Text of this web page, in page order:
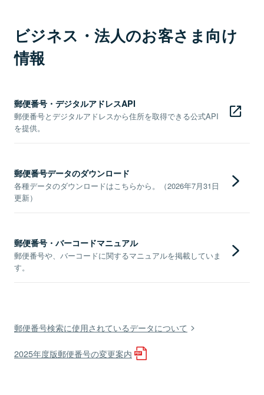
ビジネス・法人のお客さま向け
情報
郵便番号・デジタルアドレスAPI
郵便番号とデジタルアドレスから住所を取得できる公式API
を提供。
郵便番号データのダウンロード
各種データのダウンロードはこちらから。（2026年7月31日
更新）
郵便番号・バーコードマニュアル
郵便番号や、バーコードに関するマニュアルを掲載していま
す。
郵便番号検索に使用されているデータについて
2025年度版郵便番号の変更案内